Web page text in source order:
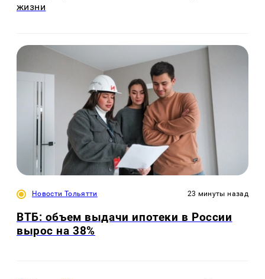
жизни
Новости Тольятти 23 минуты назад
ВТБ: объем выдачи ипотеки в России
вырос на 38%